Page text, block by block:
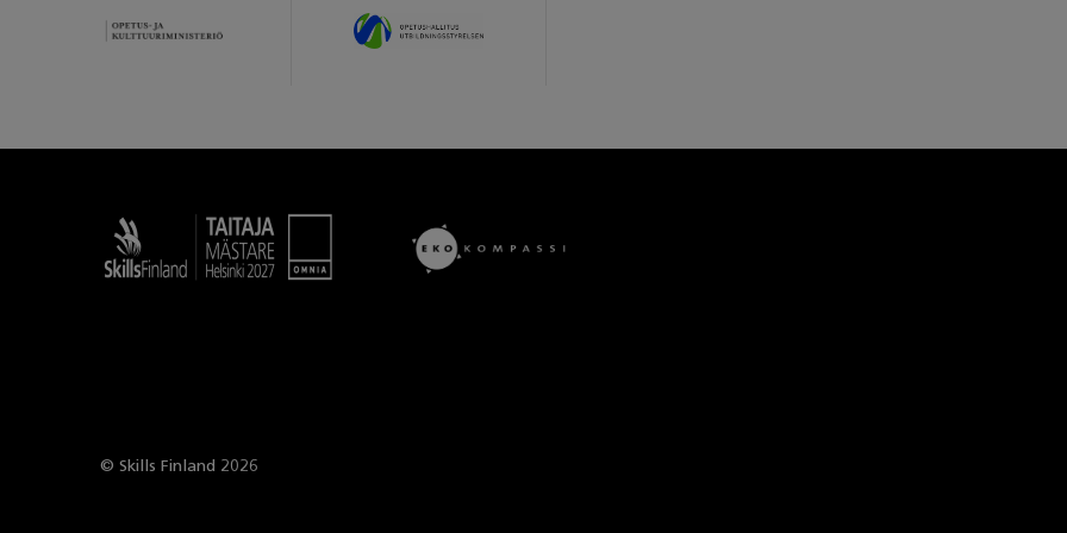
Taitaja
© Skills Finland 2026